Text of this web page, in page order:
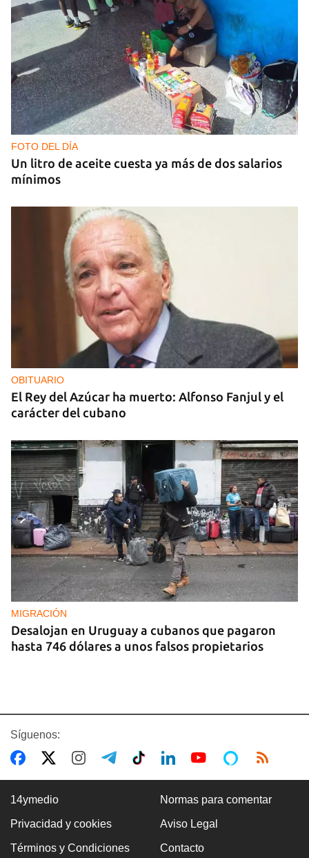
GUERRA
Al menos 17 muertos y 44 heridos en ataques
nocturnos de Rusia sobre la región de Kiev
FOTO DEL DÍA
Un litro de aceite cuesta ya más de dos salarios
mínimos
OBITUARIO
El Rey del Azúcar ha muerto: Alfonso Fanjul y el
carácter del cubano
MIGRACIÓN
Desalojan en Uruguay a cubanos que pagaron
hasta 746 dólares a unos falsos propietarios
CUBA
Síguenos:
14ymedio Normas para comentar
Privacidad y cookies Aviso Legal
Términos y Condiciones Contacto